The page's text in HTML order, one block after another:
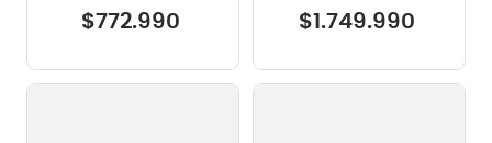
$772.990 $1 .749.990